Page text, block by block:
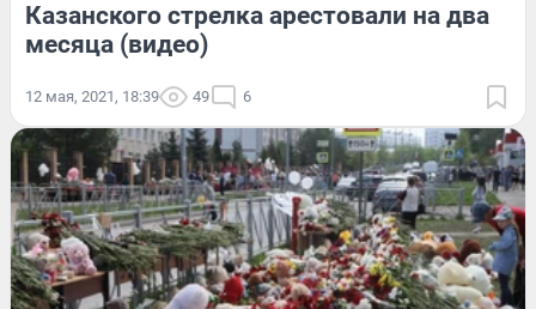
Казанского стрелка арестовали на два
месяца (видео)
12 мая, 2021, 18:39 49 6